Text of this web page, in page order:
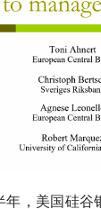
年，美国硅谷